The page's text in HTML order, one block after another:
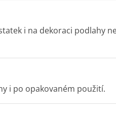
i na dekoraci podlahy
i po opakovaném použití.